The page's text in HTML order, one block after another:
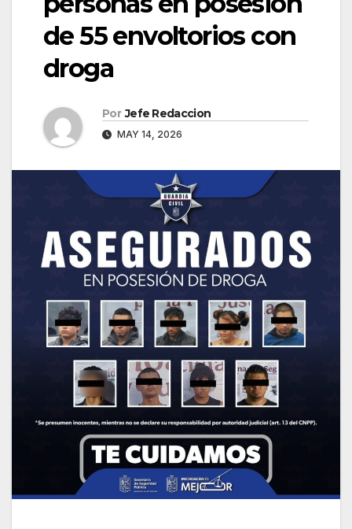
de 55 envoltorios con
droga
Por Jefe Redaccion
MAY 14, 2026